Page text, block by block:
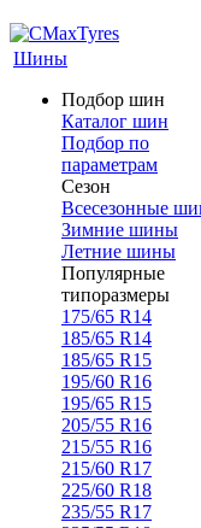
Шины
Подбор шин
Каталог шин
Подбор по
параметрам
Сезон
Всесезонные
Зимние шины
Летние шины
Популярные
типоразмеры
175/65 R14
185/65 R14
185/65 R15
195/60 R16
195/65 R15
205/55 R16
215/55 R16
215/60 R17
225/60 R18
235/55 R17